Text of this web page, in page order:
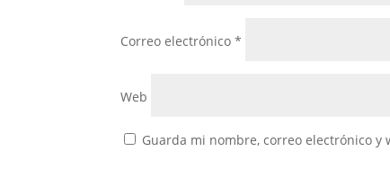
Correo electrónico*
Web
Guarda mi nombre, correo electrónico y